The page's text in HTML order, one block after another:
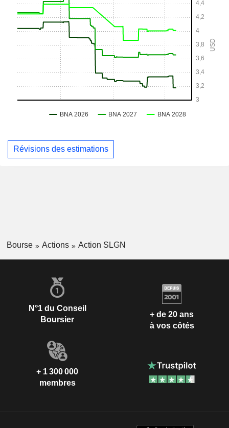
Révisions des estimations
Bourse Actions Action SLGN
N°1 du Conseil
Boursier
+ de 20 ans
à vos côtés
+ 1 300 000
membres